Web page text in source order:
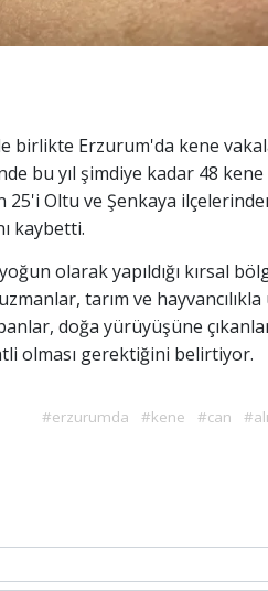
birlikte Erzurum'da kene
bu yıl şimdiye kadar 48 kene
25'i Oltu ve Şenkaya
kaybetti.
olarak yapıldığı kırsal
tarım ve
doğa yürüyüşüne
olması gerektiğini belirtiyor.
#erzurumda #kene #can